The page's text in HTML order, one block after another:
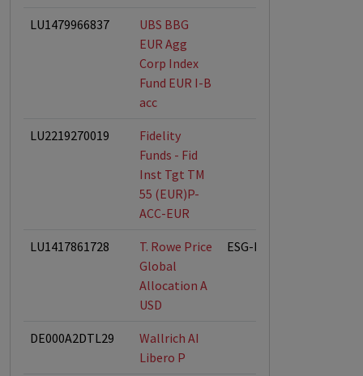
LU1479966837
UBS BBG
EUR Agg
Corp Index
Fund EUR I-B
acc
LU2219270019
Fidelity
Funds - Fid
Inst Tgt TM
55 (EUR)P-
ACC-EUR
LU1417861728
T. Rowe Price
Global
Allocation A
USD
ESG-Fonds
DE000A2DTL29
Wallrich AI
Libero P